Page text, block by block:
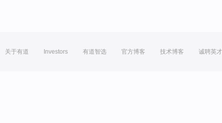
关于有道 Investors 有道智选 官方博客 技术博客 诚聘英才